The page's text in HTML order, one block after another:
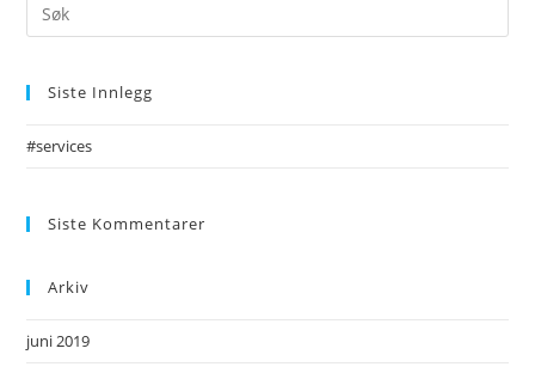
Siste Innlegg
#services
Siste Kommentarer
Arkiv
juni 2019